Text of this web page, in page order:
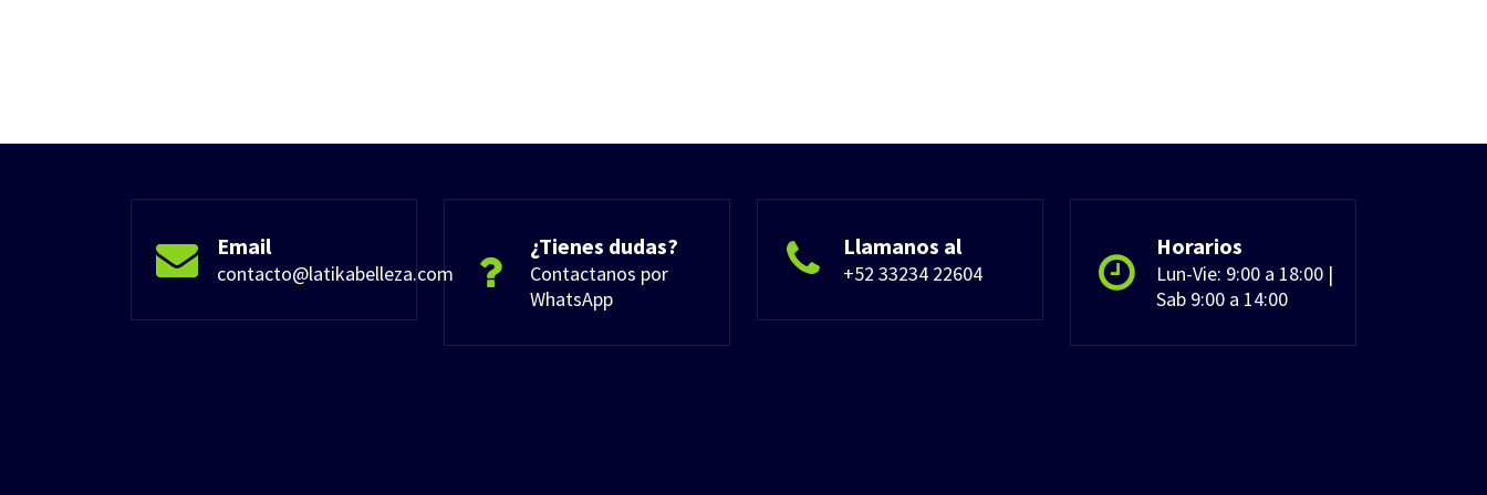
Email
contacto@latikabelleza.com
¿Tienes dudas?
Contactanos por
WhatsApp
Llamanos al
+52 33234 22604
Horarios
Lun-Vie: 9:00 a 18:00 |
Sab 9:00 a 14:00